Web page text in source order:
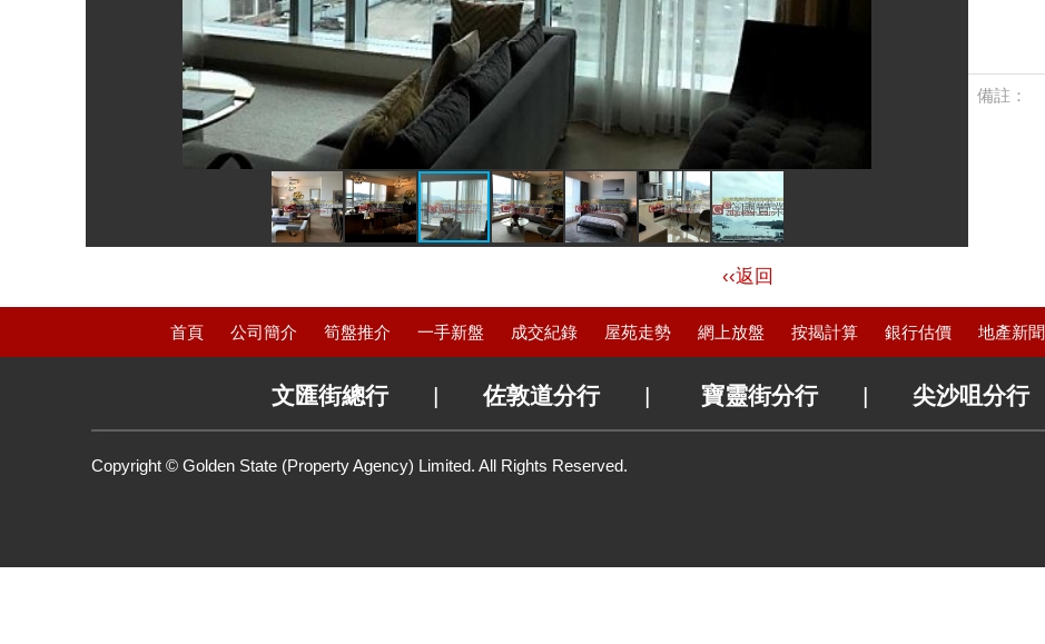
備註：
‹‹返回
首頁 公司簡介 筍盤推介 一手新盤 成交紀錄 屋苑走勢 網上放盤 按揭計算 銀行估價 地產新聞
文匯街總行 | 佐敦道分行 | 寶靈街分行 | 尖沙咀分行
Copyright © Golden State (Property Agency) Limited. All Rights Reserved.